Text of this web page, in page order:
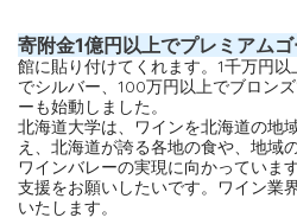
寄附金1億円以上でプレミアム
館に貼り付けてくれます。1千万円
でシルバー、100万円以上でブロン
ーも始動しました。
北海道大学は、ワインを北海道の地
え、北海道が誇る各地の食や、地域
ワインバレーの実現に向かっていま
支援をお願いしたいです。ワイン業
いたします。